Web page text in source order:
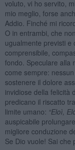
voluto, vi ho servito,
mio meglio, forse
Addio. Finché mi
O in entrambi, che
ugualmente previsti e
comprensibile,
fondo. Speculare alla
come sempre:
sostenere il dolore
invidiose della felicità
predicano il riscatto
limite umano: “Eloì ,
auspicabile
migliore conduzione
Se Dio vuole! Sai che